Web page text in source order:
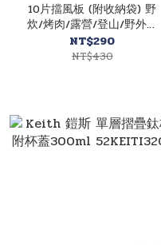
10片擋風板 (附收納袋) 野
炊/烤肉/露營/登山/野外求
生 59CHK8725
NT$290
NT$430